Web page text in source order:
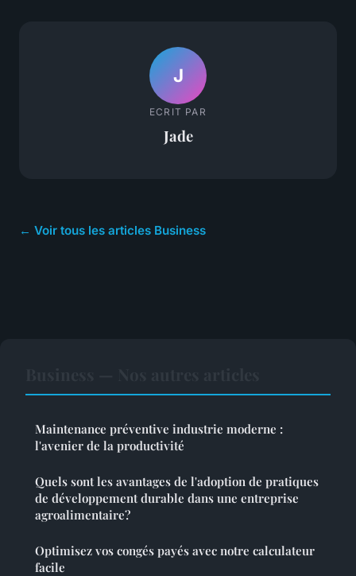
J
ECRIT PAR
Jade
← Voir tous les articles Business
Maintenance préventive industrie moderne :
l'avenier de la productivité
Quels sont les avantages de l'adoption de pratiques
de développement durable dans une entreprise
agroalimentaire?
Optimisez vos congés payés avec notre calculateur
facile